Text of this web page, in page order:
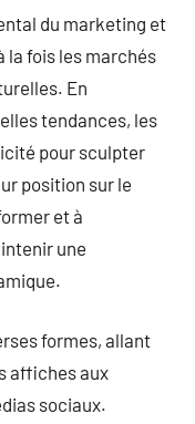
du marketing et
la fois les marchés
En
tendances, les
pour sculpter
position sur le
et à
une
formes, allant
affiches aux
sociaux.